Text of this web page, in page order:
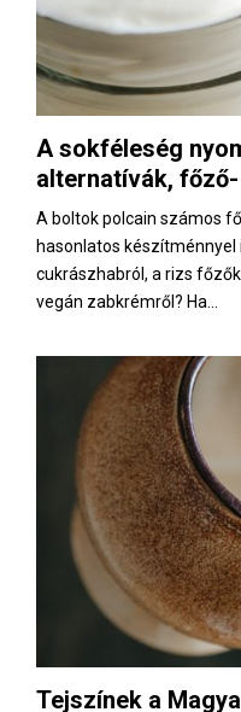
A sokféleség
alternatívák,
A boltok polcain számos
hasonlatos
cukrászhabról, a rizs
vegán zabkrémről? Ha...
Tejszínek a